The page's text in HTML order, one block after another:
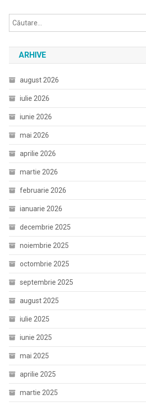
ARHIVE
august 2026
iulie 2026
iunie 2026
mai 2026
aprilie 2026
martie 2026
februarie 2026
ianuarie 2026
decembrie 2025
noiembrie 2025
octombrie 2025
septembrie 2025
august 2025
iulie 2025
iunie 2025
mai 2025
aprilie 2025
martie 2025